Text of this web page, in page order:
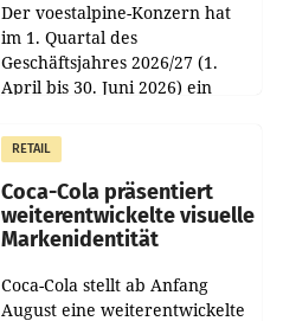
Der voestalpine-Konzern hat
im 1. Quartal des
Geschäftsjahres 2026/27 (1.
April bis 30. Juni 2026) ein
Der Umsatz stieg im Vergleich
zur Vorjahresperiode
RETAIL
Coca-Cola präsentiert
weiterentwickelte visuelle
Markenidentität
Coca-Cola stellt ab Anfang
August eine weiterentwickelte